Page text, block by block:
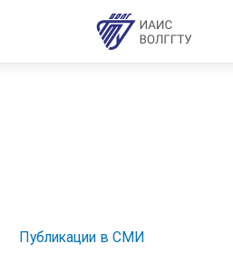
Публикации в СМИ